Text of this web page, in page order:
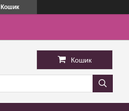
Кошик
Кошик